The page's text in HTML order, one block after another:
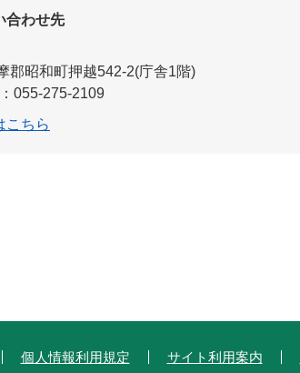
合わせ先
郡昭和町押越542-2(庁舎1階)
055-275-2109
こちら
個人情報利用規定 サイト利用案内